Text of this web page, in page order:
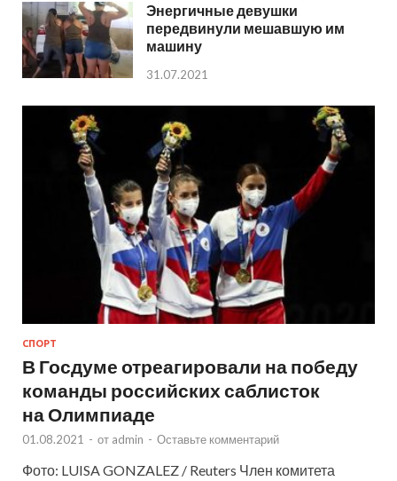
Энергичные девушки
передвинули мешавшую им
машину
31.07.2021
СПОРТ
В Госдуме отреагировали на победу
команды российских саблисток
на Олимпиаде
01.08.2021 - от admin - Оставьте комментарий
Фото: LUISA GONZALEZ / Reuters Член комитета